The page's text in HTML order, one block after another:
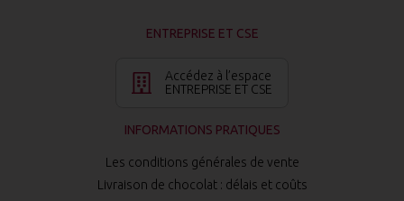
ENTREPRISE ET CSE
Accédez à l’espace
ENTREPRISE ET CSE
INFORMATIONS PRATIQUES
Les conditions générales de vente
Livraison de chocolat : délais et coûts